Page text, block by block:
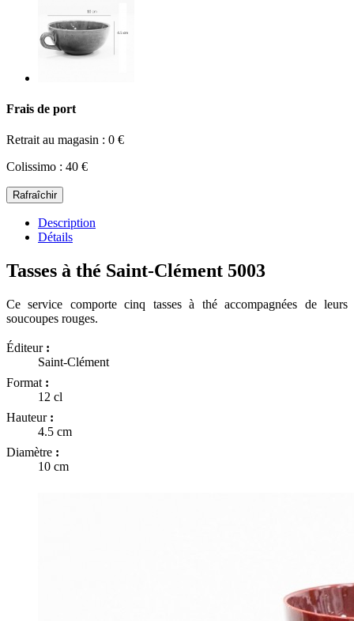
Frais de port
Retrait au magasin : 0 €
Colissimo : 40 €
Description
Détails
Tasses à thé Saint-Clément 5003
Ce service comporte cinq tasses à thé accompagnées de leurs
soucoupes rouges.
Éditeur :
Saint-Clément
Format :
12 cl
Hauteur :
4.5 cm
Diamètre :
10 cm